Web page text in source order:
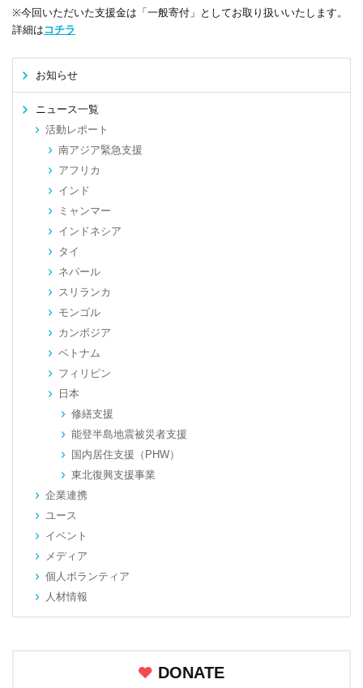
※今回いただいた支援金は「一般寄付」としてお取り扱いいたします。
詳細は コチラ
お知らせ
ニュース一覧
活動レポート
南アジア緊急支援
アフリカ
インド
ミャンマー
インドネシア
タイ
ネパール
スリランカ
モンゴル
カンボジア
ベトナム
フィリピン
日本
修繕支援
能登半島地震被災者支援
国内居住支援（PHW）
東北復興支援事業
企業連携
ユース
イベント
メディア
個人ボランティア
人材情報
DONATE